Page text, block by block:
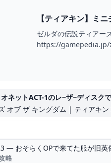
【ティアキン】ミ
ゼルダの伝説ティアー
https://gamepedia.jp/
ットACT-1のレ−ザ−ディスク
オブ ザ キングダム | ティアキ
— おそらくOPで来てた服が旧英
略